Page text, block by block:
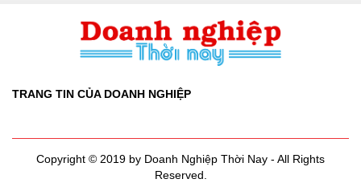
TRANG TIN CỦA DOANH NGHIỆP
Copyright © 2019 by Doanh Nghiệp Thời Nay - All Rights
Reserved.